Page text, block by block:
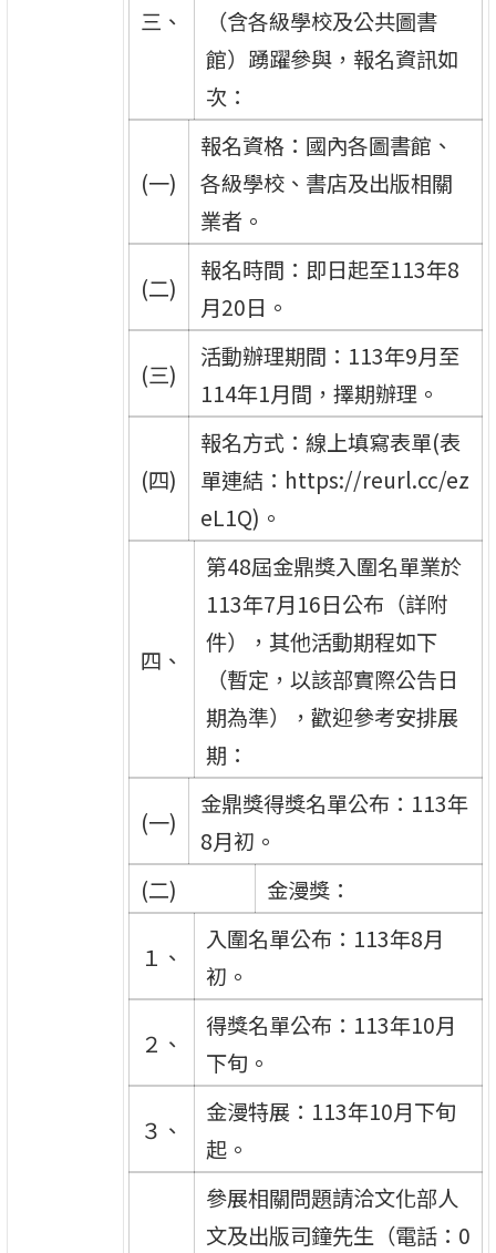
三、
（含各級學校及公共圖書
館）踴躍參與，報名資訊如
次：
(一)
報名資格：國內各圖書館、
各級學校、書店及出版相關
業者。
(二)
報名時間：即日起至113年8
月20日。
(三)
活動辦理期間：113年9月至
114年1月間，擇期辦理。
(四)
報名方式：線上填寫表單(表
單連結：https://reurl.cc/ez
eL1Q)。
四、
第48屆金鼎獎入圍名單業於
113年7月16日公布（詳附
件），其他活動期程如下
（暫定，以該部實際公告日
期為準），歡迎參考安排展
期：
(一)
金鼎獎得獎名單公布：113年
8月初。
(二)
金漫獎：
１、
入圍名單公布：113年8月
初。
２、
得獎名單公布：113年10月
下旬。
３、
金漫特展：113年10月下旬
起。
參展相關問題請洽文化部人
文及出版司鐘先生（電話：0